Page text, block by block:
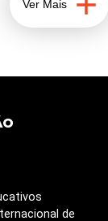
Ver Mais
de